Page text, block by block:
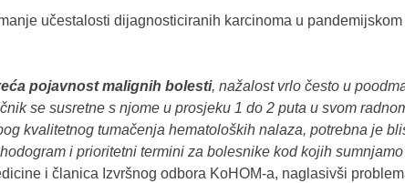
učestalosti dijagnosticiranih karcinoma u
pojavnost malignih bolesti, nažalost vrlo često u
se susretne s njome u prosjeku 1 do 2 puta u svom
kvalitetnog tumačenja hematoloških nalaza, potrebna je
i prioritetni termini za bolesnike kod kojih
i članica Izvršnog odbora KoHOM-a, naglasivši